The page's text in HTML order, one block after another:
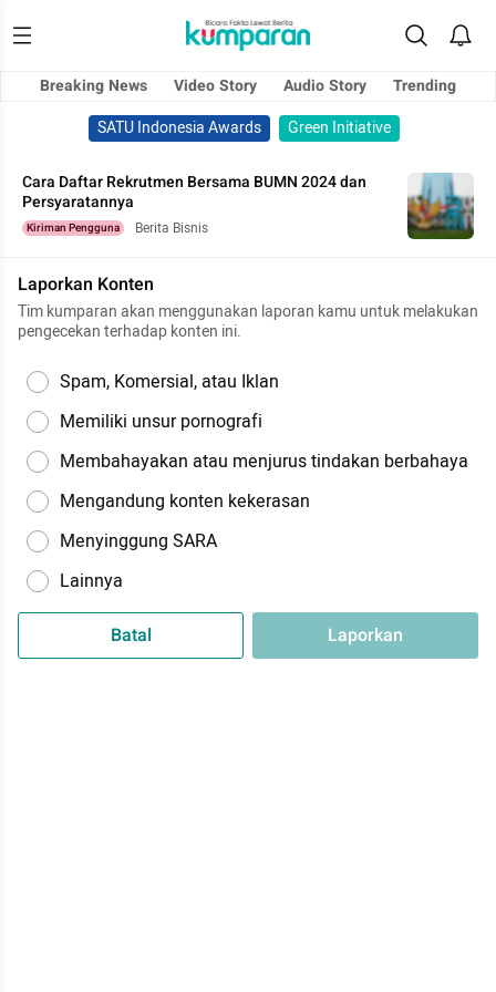
Breaking News Video Story Audio Story
Trending
SATU Indonesia Awards
Green Initiative
Cara Daftar Rekrutmen Bersama BUMN 2024 dan
Persyaratannya
Kiriman Pengguna Berita Bisnis
Laporkan Konten
Tim kumparan akan menggunakan laporan kamu untuk melakukan
pengecekan terhadap konten ini.
Spam, Komersial, atau Iklan
Memiliki unsur pornografi
Membahayakan atau menjurus tindakan berbahaya
Mengandung konten kekerasan
Menyinggung SARA
Lainnya
Batal Laporkan